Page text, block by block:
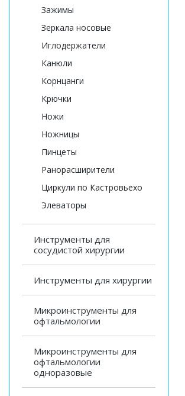
Зажимы
Зеркала носовые
Иглодержатели
Канюли
Корнцанги
Крючки
Ножи
Ножницы
Пинцеты
Ранорасширители
Циркули по Кастровьехо
Элеваторы
Инструменты для
сосудистой хирургии
Инструменты для хирургии
Микроинструменты для
офтальмологии
Микроинструменты для
офтальмологии
одноразовые